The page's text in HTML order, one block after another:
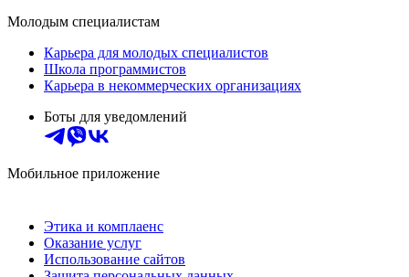
Молодым специалистам
Карьера для молодых специалистов
Школа программистов
Карьера в некоммерческих организациях
Боты для уведомлений
Мобильное приложение
Этика и комплаенс
Оказание услуг
Использование сайтов